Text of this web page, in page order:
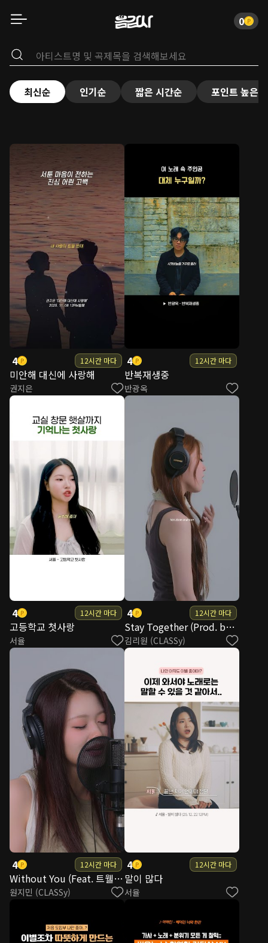
0
최신순 인기순 짧은 시간순 포인트 높은순
4 12시간 마다
미안해 대신에 사랑해
권지은
4 12시간 마다
반복재생중
반광옥
4 12시간 마다
고등학교 첫사랑
서율
4 12시간 마다
Stay Together (Prod. by GARDEN) (KIM RIWON SOLO)
김리원 (CLASSy)
4 12시간 마다
Without You (Feat. 트웰브(TWLV)) (WON JIMIN SOLO)
원지민 (CLASSy)
4 12시간 마다
말이 많다
서율